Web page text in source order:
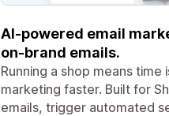
AI-powered email
on‑brand emails.
Running a shop means
marketing faster. Built for
emails, trigger automated